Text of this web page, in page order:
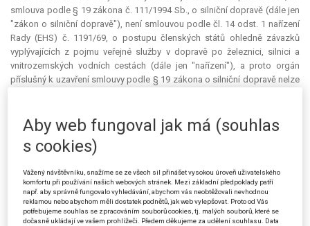
smlouva podle § 19 zákona č. 111/1994 Sb., o silniční dopravě (dále jen
"zákon o silniční dopravě"), není smlouvou podle čl. 14 odst. 1 nařízení
Rady (EHS) č. 1191/69, o postupu členských států ohledně závazků
vyplývajících z pojmu veřejné služby v dopravě po železnici, silnici a
vnitrozemských vodních cestách (dále jen "nařízení"), a proto orgán
příslušný k uzavření smlouvy podle § 19 zákona o silniční dopravě nelze
podle čl. 14 odst. 5 nařízení zřejmě dovodil ze své odpovědnosti za
zajišťování dopravní obslužnosti na území kraje, což ale neodpovídá §
10 zákona 500/2004 Sb., správní řád (dále jen "správní řád"), podle
věcech, které jim byly svěřeny zákonem nebo na základě zákona.
Rozhodnutí krajského úřadu je proto pro nedostatek věcné příslušnosti
k jeho vydání nicotné. Orgánem příslušným k vyslovení nicotnosti je pak
Ministerstvo dopravy, a to na základě § 133 odst. 1 správního řádu,
Aby web fungoval jak má (souhlas
s cookies)
Vážený návštěvníku, snažíme se ze všech sil přinášet vysokou úroveň uživatelského
komfortu při používání našich webových stránek. Mezi základní předpoklady patří
např. aby správně fungovalo vyhledávání, abychom vás neobtěžovali nevhodnou
reklamou nebo abychom měli dostatek podnětů, jak web vylepšovat. Proto od Vás
potřebujeme souhlas se zpracováním souborů cookies, tj. malých souborů, které se
dočasně ukládají ve vašem prohlížeči. Předem děkujeme za udělení souhlasu. Data